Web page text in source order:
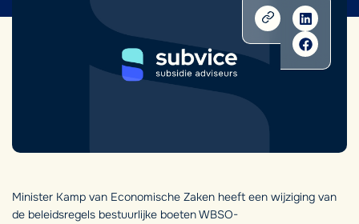
Minister Kamp van Economische Zaken heeft een wijziging van
de beleidsregels bestuurlijke boeten WBSO-